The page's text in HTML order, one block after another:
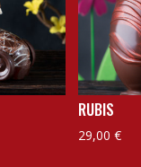
RUBIS
29,00€